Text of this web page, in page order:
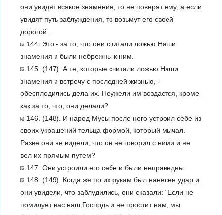
они увидят всякое знамение, то не поверят ему, а если
увидят путь заблуждения, то возьмут его своей
дорогой.
144. Это - за то, что они считали ложью Наши
знамения и были небрежны к ним.
145. (147). А те, которые считали ложью Наши
знамения и встречу с последней жизнью, -
обесплодились дела их. Неужели им воздастся, кроме
как за то, что, они делали?
146. (148). И народ Мусы после него устроил себе из
своих украшений тельца формой, который мычал.
Разве они не видели, что он не говорил с ними и не
вел их прямым путем?
147. Они устроили его себе и были неправедны.
148. (149). Когда же по их рукам был нанесен удар и
они увидели, что заблудились, они сказали: "Если не
помилует нас наш Господь и не простит нам, мы